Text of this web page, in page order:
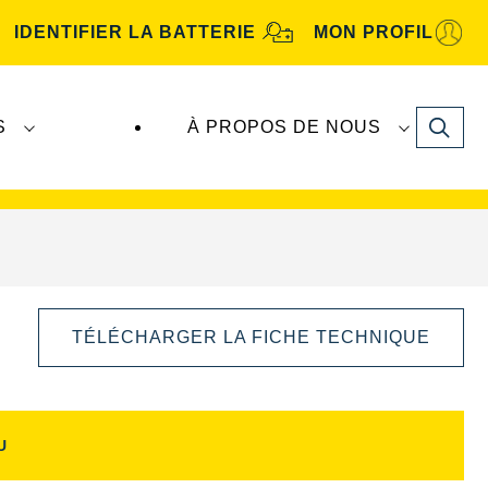
IDENTIFIER LA BATTERIE MON PROFIL
À PROPOS DE NOUS Search
TÉLÉCHARGER LA FICHE TECHNIQUE